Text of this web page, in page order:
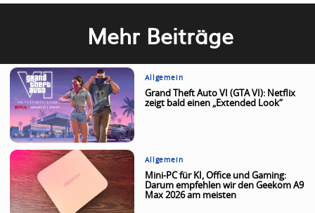
Mehr Beiträge
Allgemein
Grand Theft Auto VI (GTA VI): Netflix
zeigt bald einen „Extended Look“
Allgemein
Mini-PC für KI, Office und Gaming:
Darum empfehlen wir den Geekom A9
Max 2026 am meisten